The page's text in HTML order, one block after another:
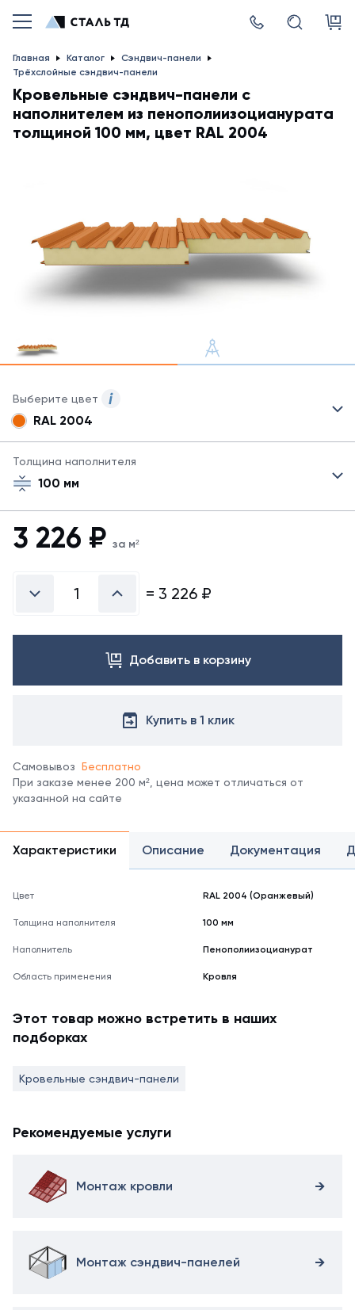
Главная Каталог
Сэндвич-панели
Трёхслойные сэндвич-панели
Кровельные сэндвич-панели с
наполнителем из пенополиизоцианурата
толщиной 100 мм, цвет RAL 2004
Выберите цвет
сэндвич-
панелей
все
заказа
цвета
справочнике
цветов
RAL.
цвета
реальному
RAL 2004
Толщина наполнителя
100 мм
3 226 ₽ за м²
= 3 226 ₽
Добавить в корзину
Купить в 1 клик
Самовывоз Бесплатно
При заказе менее 200 м², цена может отличаться от
указанной на сайте
Характеристики Описание Документация
Цвет RAL 2004 (Оранжевый)
Толщина наполнителя 100 мм
Наполнитель Пенополиизоцианурат
Область применения Кровля
Этот товар можно встретить в наших
подборках
Кровельные сэндвич-панели
Рекомендуемые услуги
Монтаж кровли
Монтаж сэндвич-панелей